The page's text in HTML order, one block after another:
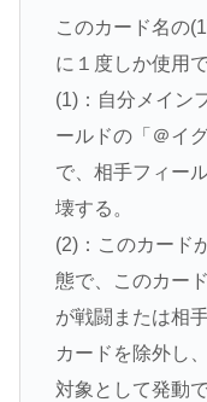
このカード名の
に１度しか使用
(1)：自分メイン
ールドの「＠イ
で、相手フィー
壊する。
(2)：このカード
態で、このカー
が戦闘または相
カードを除外し
対象として発動